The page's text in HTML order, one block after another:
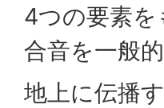
4つの要素
合音を一般
地上に伝播